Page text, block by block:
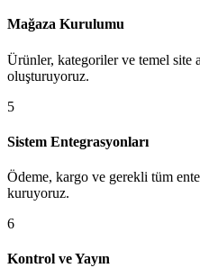
Mağaza Kurulumu
Ürünler, kategoriler ve temel site
oluşturuyoruz.
5
Sistem Entegrasyonları
Ödeme, kargo ve gerekli tüm
kuruyoruz.
6
Kontrol ve Yayın